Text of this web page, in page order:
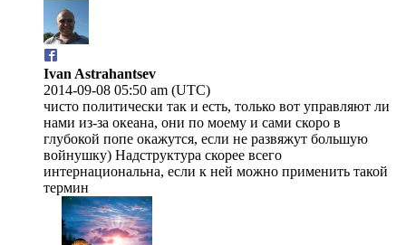
Ivan Astrahantsev
2014-09-08 05:50 am (UTC)
чисто политически так и есть, только вот управляют ли
нами из-за океана, они по моему и сами скоро в
глубокой попе окажутся, если не развяжут большую
войнушку) Надструктура скорее всего
интернациональна, если к ней можно применить такой
термин